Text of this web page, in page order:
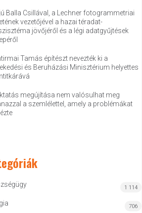
Balla Csillával, a Lechner fotogrammetriai
vezetőjével a hazai téradat-
jövőjéről és a légi adatgyűjtések
Tamás építészt nevezték ki a
és Beruházási Minisztérium helyettes
megújítása nem valósulhat meg
a szemlélettel, amely a problémákat
1 114
706